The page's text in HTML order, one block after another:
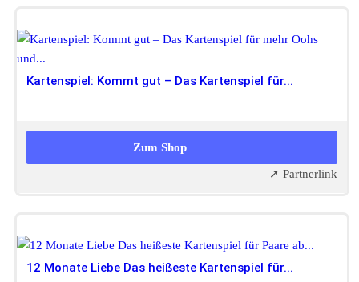
Kartenspiel: Kommt gut – Das Kartenspiel für...
Zum Shop
➚ Partnerlink
12 Monate Liebe Das heißeste Kartenspiel für...